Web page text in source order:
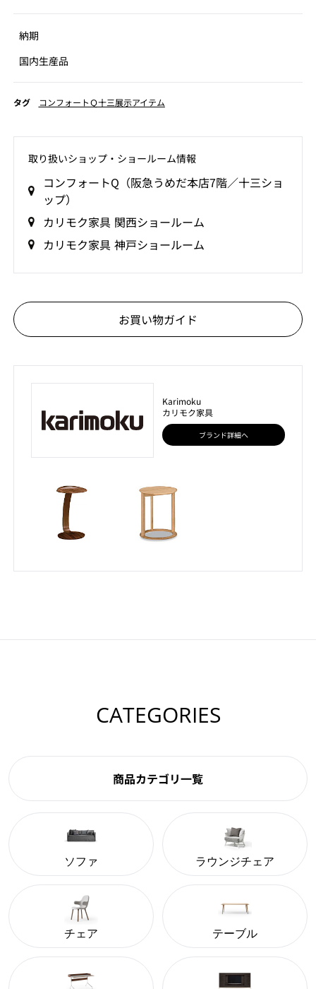
納期
国内生産品
タグ コンフォートＱ十三展示アイテム
取り扱いショップ‧ショールーム情報
コンフォートQ（阪急うめだ本店7階／十三ショ
ップ）
カリモク家具 関西ショールーム
カリモク家具 神戸ショールーム
お買い物ガイド
Karimoku
カリモク家具
ブランド詳細へ
CATEGORIES
商品カテゴリ一覧
ソファ ラウンジチェア
チェア テーブル